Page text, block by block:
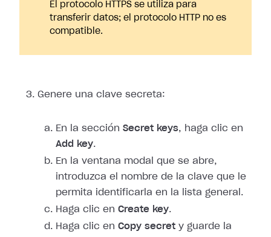
El protocolo HTTPS se utiliza para
transferir datos; el protocolo HTTP no es
compatible.
Genere una clave secreta:
En la sección Secret keys, haga clic en
Add key.
En la ventana modal que se abre,
introduzca el nombre de la clave que le
permita identificarla en la lista general.
Haga clic en Create key.
Haga clic en Copy secret y guarde la